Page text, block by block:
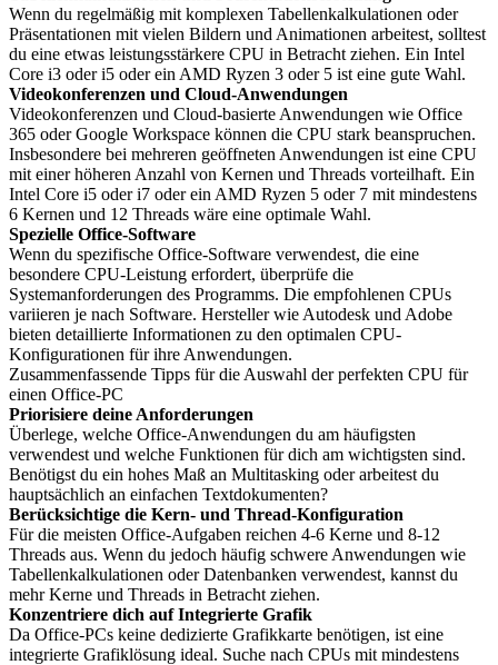
Wenn du regelmäßig mit komplexen Tabellenkalkulationen oder
Präsentationen mit vielen Bildern und Animationen arbeitest, solltest
du eine etwas leistungsstärkere CPU in Betracht ziehen. Ein Intel
Core i3 oder i5 oder ein AMD Ryzen 3 oder 5 ist eine gute Wahl.
Videokonferenzen und Cloud-Anwendungen
Videokonferenzen und Cloud-basierte Anwendungen wie Office
365 oder Google Workspace können die CPU stark beanspruchen.
Insbesondere bei mehreren geöffneten Anwendungen ist eine CPU
mit einer höheren Anzahl von Kernen und Threads vorteilhaft. Ein
Intel Core i5 oder i7 oder ein AMD Ryzen 5 oder 7 mit mindestens
6 Kernen und 12 Threads wäre eine optimale Wahl.
Spezielle Office-Software
Wenn du spezifische Office-Software verwendest, die eine
besondere CPU-Leistung erfordert, überprüfe die
Systemanforderungen des Programms. Die empfohlenen CPUs
variieren je nach Software. Hersteller wie Autodesk und Adobe
bieten detaillierte Informationen zu den optimalen CPU-
Konfigurationen für ihre Anwendungen.
Zusammenfassende Tipps für die Auswahl der perfekten CPU für
einen Office-PC
Priorisiere deine Anforderungen
Überlege, welche Office-Anwendungen du am häufigsten
verwendest und welche Funktionen für dich am wichtigsten sind.
Benötigst du ein hohes Maß an Multitasking oder arbeitest du
hauptsächlich an einfachen Textdokumenten?
Berücksichtige die Kern- und Thread-Konfiguration
Für die meisten Office-Aufgaben reichen 4-6 Kerne und 8-12
Threads aus. Wenn du jedoch häufig schwere Anwendungen wie
Tabellenkalkulationen oder Datenbanken verwendest, kannst du
mehr Kerne und Threads in Betracht ziehen.
Konzentriere dich auf Integrierte Grafik
Da Office-PCs keine dedizierte Grafikkarte benötigen, ist eine
integrierte Grafiklösung ideal. Suche nach CPUs mit mindestens